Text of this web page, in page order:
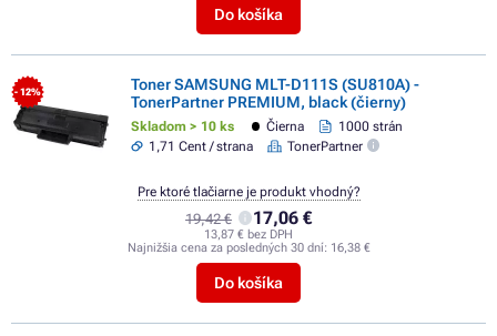
Do košíka
- 12%
Toner SAMSUNG MLT-D111S (SU810A) -
TonerPartner PREMIUM, black (čierny)
Skladom > 10 ks Čierna
1000 strán
1,71 Cent / strana
TonerPartner
19,42 € 17,06 €
13,87 € bez DPH
Najnižšia cena za posledných 30 dní: 16,38 €
Do košíka
Pre ktoré tlačiarne je produkt vhodný?